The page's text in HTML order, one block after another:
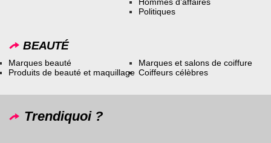
Politiques
BEAUTÉ
Marques beauté
Produits de beauté et maquillage
Marques et salons de coiffure
Coiffeurs célèbres
Trendiquoi ?